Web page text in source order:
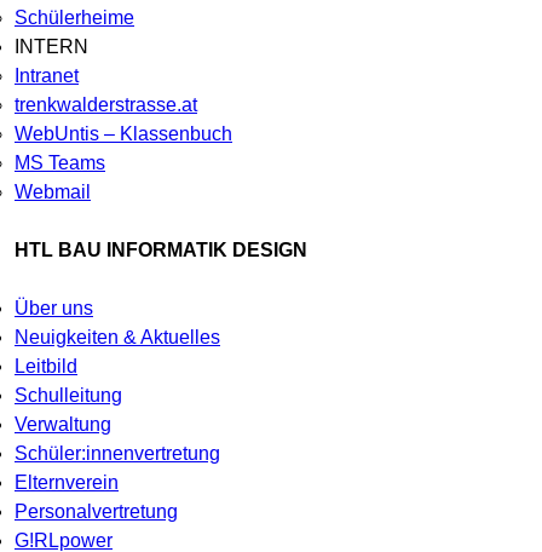
Schülerheime
INTERN
Intranet
trenkwalderstrasse.at
WebUntis – Klassenbuch
MS Teams
Webmail
HTL BAU INFORMATIK DESIGN
Über uns
Neuigkeiten & Aktuelles
Leitbild
Schulleitung
Verwaltung
Schüler:innenvertretung
Elternverein
Personalvertretung
G!RLpower